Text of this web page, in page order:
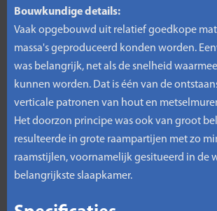
Bouwkundige details:
Vaak opgebouwd uit relatief goedkope
massa's geproduceerd konden worden.
was belangrijk, net als de snelheid
kunnen worden. Dat is één van de
verticale patronen van hout en
Het doorzon principe was ook van groot
resulteerde in grote raampartijen met zo
raamstijlen, voornamelijk gesitueerd in de
belangrijkste slaapkamer.